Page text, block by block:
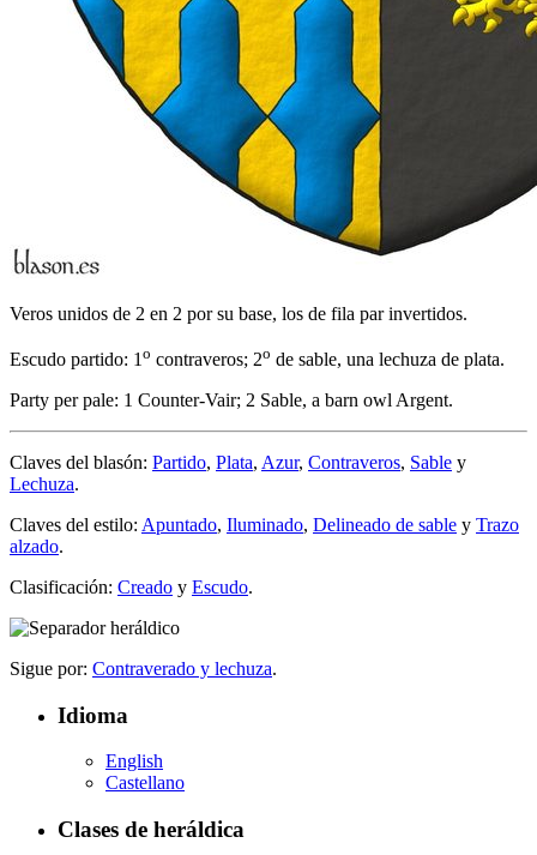
Veros unidos de 2 en 2 por su base, los de fila par invertidos.
Escudo partido: 1 o contraveros; 2o de sable, una lechuza de plata.
Party per pale: 1 Counter-Vair; 2 Sable, a barn owl Argent.
Claves del blasón: Partido, Plata, Azur, Contraveros, Sable y
Lechuza.
Claves del estilo: Apuntado, Iluminado, Delineado de sable y Trazo
alzado.
Clasificación: Creado y Escudo.
Sigue por: Contraverado y lechuza.
Idioma
English
Castellano
Clases de heráldica